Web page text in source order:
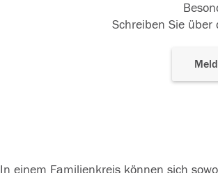
Schreiben Sie
In einem Familienkreis können sich